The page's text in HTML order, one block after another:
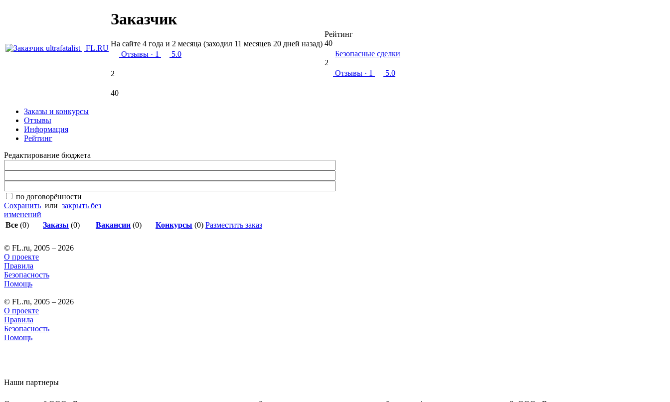
Заказчик
На сайте 4 года и 2 месяца (заходил 11 месяцев 20 дней назад)
Отзывы · 1 5.0
2
40
Рейтинг
40
Безопасные сделки
2
Отзывы · 1 5.0
Заказы и конкурсы
Отзывы
Информация
Рейтинг
Редактирование бюджета
по договорённости
Сохранить или закрыть без
изменений
Все (0) Заказы (0) Вакансии (0) Конкурсы (0) Разместить заказ
© FL.ru, 2005 – 2026
О проекте
Правила
Безопасность
Помощь
© FL.ru, 2005 – 2026
О проекте
Правила
Безопасность
Помощь
Наши партнеры